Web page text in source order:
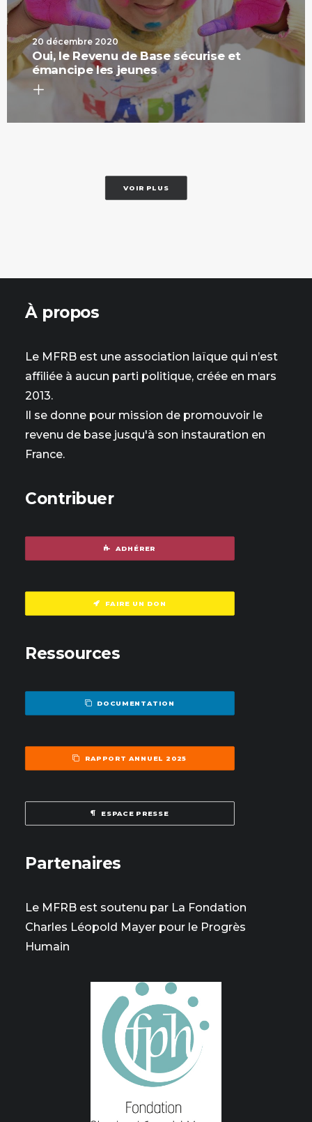
20 décembre 2020
Oui, le Revenu de Base sécurise et
émancipe les jeunes
VOIR PLUS
À propos
Le MFRB est une association laïque qui n’est
affiliée à aucun parti politique, créée en mars
2013.
Il se donne pour mission de promouvoir le
revenu de base jusqu'à son instauration en
France.
Contribuer
ADHÉRER
FAIRE UN DON
Ressources
DOCUMENTATION
RAPPORT ANNUEL 2025
ESPACE PRESSE
Partenaires
Le MFRB est soutenu par La Fondation
Charles Léopold Mayer pour le Progrès
Humain